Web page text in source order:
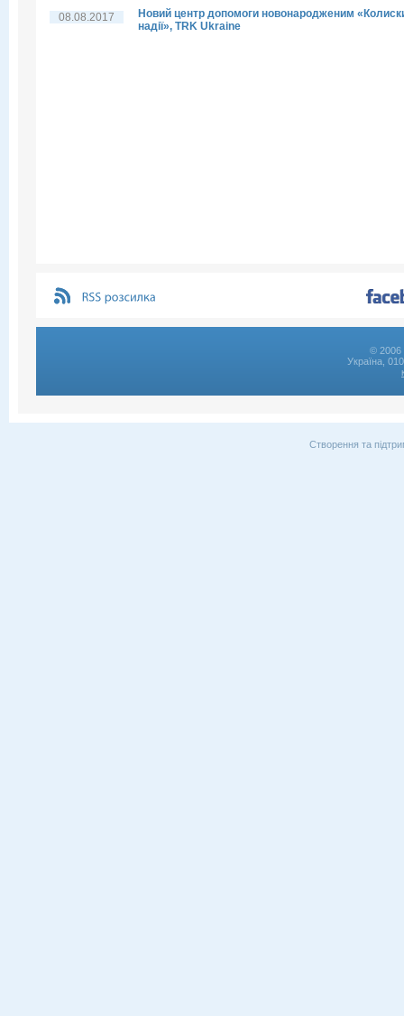
08.08.2017
Новий центр допомоги новонародженим
надії», TRK Ukraine
© 2006
Україна,
Створення та